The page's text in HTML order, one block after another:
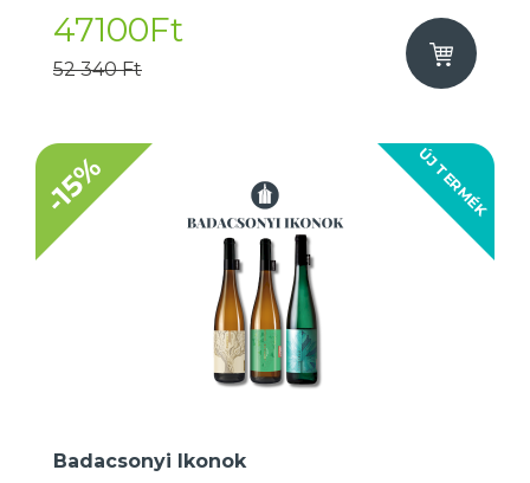
47100Ft
52 340 Ft
ÚJ TERMÉK
-15%
Badacsonyi Ikonok